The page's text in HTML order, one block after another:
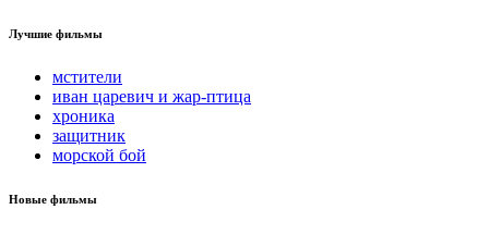
Лучшие фильмы
мстители
иван царевич и жар-птица
хроника
защитник
морской бой
Новые фильмы